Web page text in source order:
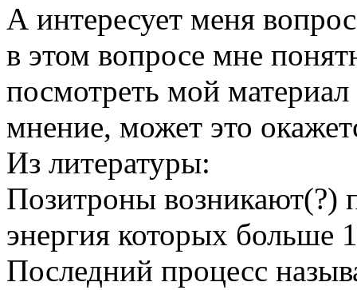
А интересует меня
в этом вопросе мне
посмотреть мой материал
мнение, может это
Из литературы:
Позитроны возникают(?)
энергия которых
Последний процесс